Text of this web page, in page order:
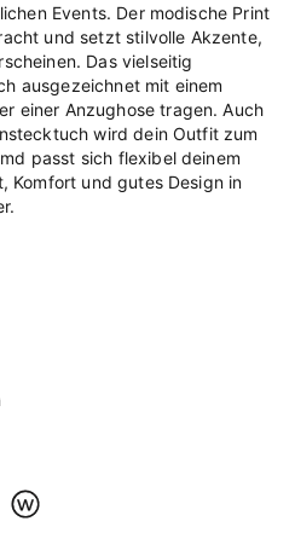
Events. Der modische Print
und setzt stilvolle Akzente,
Das vielseitig
ausgezeichnet mit einem
einer Anzughose tragen. Auch
wird dein Outfit zum
passt sich flexibel deinem
Komfort und gutes Design in